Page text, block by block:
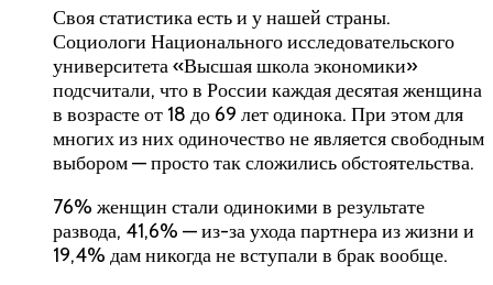
Своя статистика есть и у нашей страны.
Социологи Национального исследовательского
университета «Высшая школа экономики»
подсчитали, что в России каждая десятая женщина
в возрасте от 18 до 69 лет одинока. При этом для
многих из них одиночество не является свободным
выбором — просто так сложились обстоятельства.
76% женщин стали одинокими в результате
развода, 41,6% — из-за ухода партнера из жизни и
19,4% дам никогда не вступали в брак вообще.